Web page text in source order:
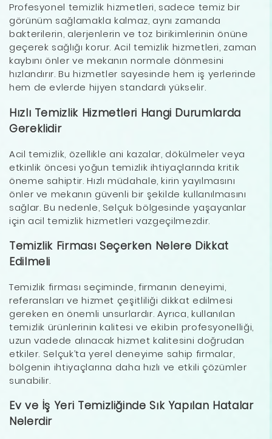
Profesyonel temizlik hizmetleri, sadece temiz bir
görünüm sağlamakla kalmaz, aynı zamanda
bakterilerin, alerjenlerin ve toz birikimlerinin önüne
geçerek sağlığı korur. Acil temizlik hizmetleri, zaman
kaybını önler ve mekanın normale dönmesini
hızlandırır. Bu hizmetler sayesinde hem iş yerlerinde
hem de evlerde hijyen standardı yükselir.
Hızlı Temizlik Hizmetleri Hangi Durumlarda
Gereklidir
Acil temizlik, özellikle ani kazalar, dökülmeler veya
etkinlik öncesi yoğun temizlik ihtiyaçlarında kritik
öneme sahiptir. Hızlı müdahale, kirin yayılmasını
önler ve mekanın güvenli bir şekilde kullanılmasını
sağlar. Bu nedenle, Selçuk bölgesinde yaşayanlar
için acil temizlik hizmetleri vazgeçilmezdir.
Temizlik Firması Seçerken Nelere Dikkat
Edilmeli
Temizlik firması seçiminde, firmanın deneyimi,
referansları ve hizmet çeşitliliği dikkat edilmesi
gereken en önemli unsurlardır. Ayrıca, kullanılan
temizlik ürünlerinin kalitesi ve ekibin profesyonelliği,
uzun vadede alınacak hizmet kalitesini doğrudan
etkiler. Selçuk’ta yerel deneyime sahip firmalar,
bölgenin ihtiyaçlarına daha hızlı ve etkili çözümler
sunabilir.
Ev ve İş Yeri Temizliğinde Sık Yapılan Hatalar
Nelerdir